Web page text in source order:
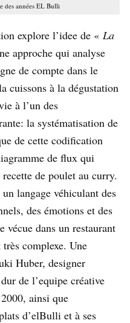
des années EL Bulli
explore l’idee de « La
approche qui analyse
de compte dans le
cuissons à la dégustation
à l’un des
la systématisation de
de cette codification
de flux qui
de poulet au curry.
langage véhiculant des
des émotions et des
vécue dans un restaurant
complexe. Une
Huber, designer
de l’equipe créative
ainsi que
d’elBulli et à ses